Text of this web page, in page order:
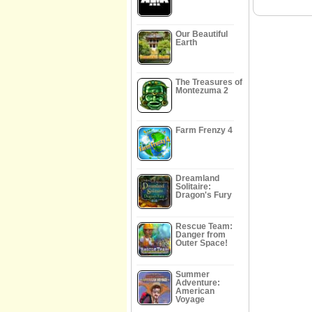
Our Beautiful
Earth
The Treasures of
Montezuma 2
Farm Frenzy 4
Dreamland
Solitaire:
Dragon's Fury
Rescue Team:
Danger from
Outer Space!
Summer
Adventure:
American
Voyage